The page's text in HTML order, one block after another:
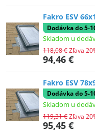
Fakro ESV
Dodávka do 5-
Skladom u
94,46 €
118,08 €Zľava
Fakro ESV
Dodávka do 5-
Skladom u
95,45 €
119,31 €Zľava